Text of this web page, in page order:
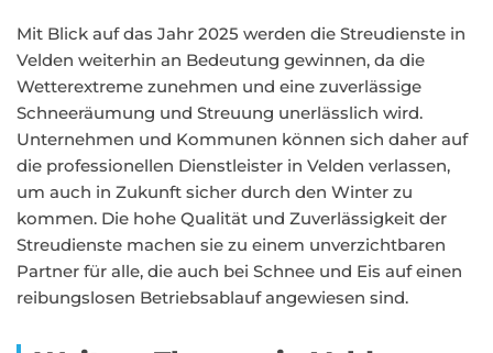
Mit Blick auf das Jahr 2025 werden die Streudienste in
Velden weiterhin an Bedeutung gewinnen, da die
Wetterextreme zunehmen und eine zuverlässige
Schneeräumung und Streuung unerlässlich wird.
Unternehmen und Kommunen können sich daher auf
die professionellen Dienstleister in Velden verlassen,
um auch in Zukunft sicher durch den Winter zu
kommen. Die hohe Qualität und Zuverlässigkeit der
Streudienste machen sie zu einem unverzichtbaren
Partner für alle, die auch bei Schnee und Eis auf einen
reibungslosen Betriebsablauf angewiesen sind.